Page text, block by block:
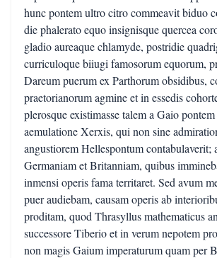
hunc pontem ultro citro commeavit biduo
die phalerato equo insignisque quercea
gladio aureaque chlamyde, postridie
curriculoque biiugi famosorum equorum,
Dareum puerum ex Parthorum obsidibus,
praetorianorum agmine et in essedis
plerosque existimasse talem a Gaio
aemulatione Xerxis, qui non sine
angustiorem Hellespontum contabulaverit;
Germaniam et Britanniam, quibus
inmensi operis fama territaret. Sed avum
puer audiebam, causam operis ab
proditam, quod Thrasyllus mathematicus
successore Tiberio et in verum nepotem
non magis Gaium imperaturum quam per